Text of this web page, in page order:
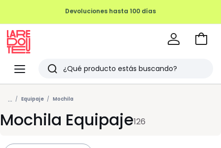
REMATE FINAL HASTA -70%
Menu
Redoute
Buscar
Últimos
artículos
vistos
Ir
... Equipaje Mochila
Mochila Equipaje126